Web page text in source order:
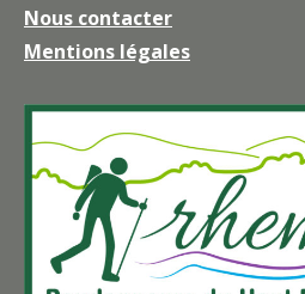
nouvelle
fenêtre
Nous contacter
Mentions légales